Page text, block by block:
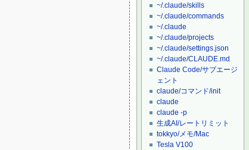
~/.claude/skills
~/.claude/commands
~/.claude
~/.claude/projects
~/.claude/settings.json
~/.claude/CLAUDE.md
Claude Code/サブエージ
ェント
claude/コマンド/init
claude
claude -p
生成AI/レートリミット
tokkyo/メモ/Mac
Tesla V100